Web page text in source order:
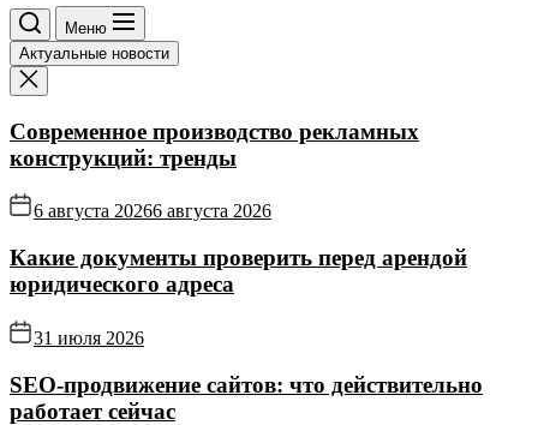
Меню
Актуальные новости
Современное производство рекламных
конструкций: тренды
6 августа 20266 августа 2026
Какие документы проверить перед арендой
юридического адреса
31 июля 2026
SEO-продвижение сайтов: что действительно
работает сейчас